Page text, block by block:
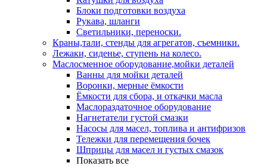
Блоки подготовки воздуха
Рукава, шланги
Светильники, переноски.
Краны,тали, стенды для агрегатов, съемники.
Лежаки, сиденье, ступень на колесо.
Маслосменное оборудование,мойки деталей
Ванны для мойки деталей
Воронки, мерные ёмкости
Ёмкости для сбора, и откачки масла
Маслораздаточное оборудование
Нагнетатели густой смазки
Насосы для масел, топлива и антифризов
Тележки для перемещения бочек
Шприцы для масел и густых смазок
Показать все